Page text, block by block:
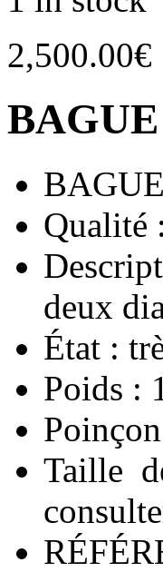
2,500.00€
Qualité
deux
État :
Poids :
Taille